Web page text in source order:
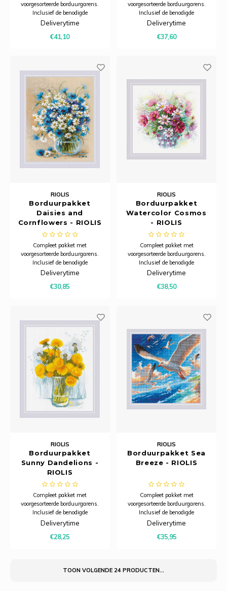
voorgesorteerde borduurgarens.
Inclusief de benodigde
borduurstof, garens, patroon,
Deliverytime
€41,10
voorgesorteerde borduurgarens.
Inclusief de benodigde
borduurstof, garens, patroon,
Deliverytime
€37,60
RIOLIS
Borduurpakket
Daisies and
Cornflowers - RIOLIS
Compleet pakket met
voorgesorteerde borduurgarens.
Inclusief de benodigde
borduurstof, garens, patroon,
Deliverytime
€30,85
RIOLIS
Borduurpakket
Watercolor Cosmos
- RIOLIS
Compleet pakket met
voorgesorteerde borduurgarens.
Inclusief de benodigde
borduurstof, garens, patroon,
Deliverytime
€38,50
RIOLIS
Borduurpakket
Sunny Dandelions -
RIOLIS
Compleet pakket met
voorgesorteerde borduurgarens.
Inclusief de benodigde
borduurstof, garens, patroon,
Deliverytime
€28,25
RIOLIS
Borduurpakket Sea
Breeze - RIOLIS
Compleet pakket met
voorgesorteerde borduurgarens.
Inclusief de benodigde
borduurstof, garens, patroon,
Deliverytime
€35,95
TOON VOLGENDE 24 PRODUCTEN...